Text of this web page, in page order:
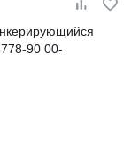
90 00-